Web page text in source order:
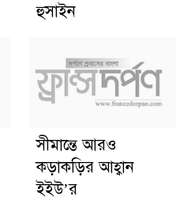
হুসাইন
সীমান্তে আরও
কড়াকড়ির আহ্বান
ইইউ’র